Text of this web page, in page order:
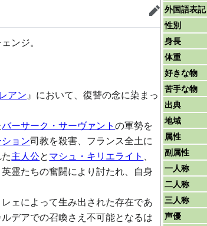
外国語表記
性別
身長
体重
好きな物
苦手な物
出典
地域
属性
副属性
一人称
二人称
三人称
声優
編集
ンジ。
アン』において、復讐の念に染まっ
バーサーク・サーヴァントの軍勢を
ョン司教を殺害、フランス全土に
主人公と マシュ・キリエライト 、
霊たちの奮闘により討たれ、自身
ェによって生み出された存在であ
デアでの召喚さえ不可能となるは